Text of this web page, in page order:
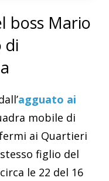
boss Mario
di
agguato ai
mobile di
ai Quartieri
figlio del
le 22 del 16